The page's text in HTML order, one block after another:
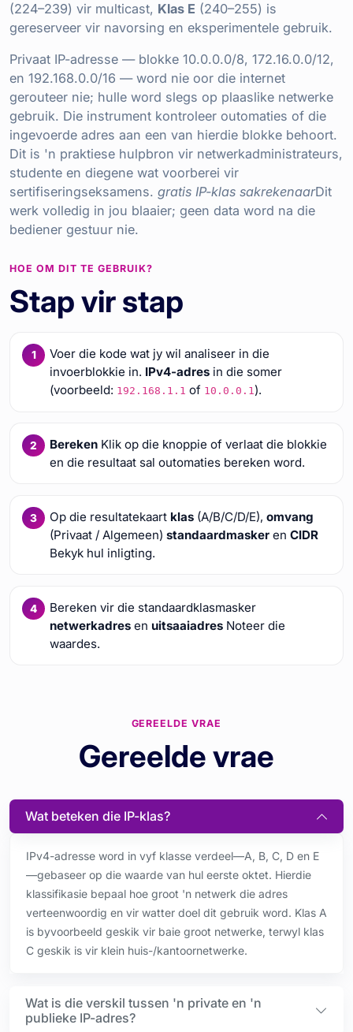
(224–239) vir multicast, Klas E (240–255) is
gereserveer vir navorsing en eksperimentele gebruik.
Privaat IP-adresse — blokke 10.0.0.0/8, 172.16.0.0/12,
en 192.168.0.0/16 — word nie oor die internet
gerouteer nie; hulle word slegs op plaaslike netwerke
gebruik. Die instrument kontroleer outomaties of die
ingevoerde adres aan een van hierdie blokke behoort.
Dit is 'n praktiese hulpbron vir netwerkadministrateurs,
studente en diegene wat voorberei vir
sertifiseringseksamens. gratis IP-klas sakrekenaarDit
werk volledig in jou blaaier; geen data word na die
bediener gestuur nie.
HOE OM DIT TE GEBRUIK?
Stap vir stap
Voer die kode wat jy wil analiseer in die
invoerblokkie in. IPv4-adresin die somer
(voorbeeld: 192.168.1.1 of 10.0.0.1).
BerekenKlik op die knoppie of verlaat die blokkie
en die resultaat sal outomaties bereken word.
Op die resultatekaart klas(A/B/C/D/E), omvang
(Privaat / Algemeen) standaardmaskeren CIDR
Bekyk hul inligting.
Bereken vir die standaardklasmasker
netwerkadresen uitsaaiadresNoteer die
waardes.
GEREELDE VRAE
Gereelde vrae
Wat beteken die IP-klas?
IPv4-adresse word in vyf klasse verdeel—A, B, C, D en E
—gebaseer op die waarde van hul eerste oktet. Hierdie
klassifikasie bepaal hoe groot 'n netwerk die adres
verteenwoordig en vir watter doel dit gebruik word. Klas A
is byvoorbeeld geskik vir baie groot netwerke, terwyl klas
C geskik is vir klein huis-/kantoornetwerke.
Wat is die verskil tussen 'n private en 'n
publieke IP-adres?